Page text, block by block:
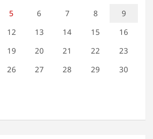
5 6 7 8
9
12 13 14 15
16
19 20 21 22
23
26 27 28 29
30